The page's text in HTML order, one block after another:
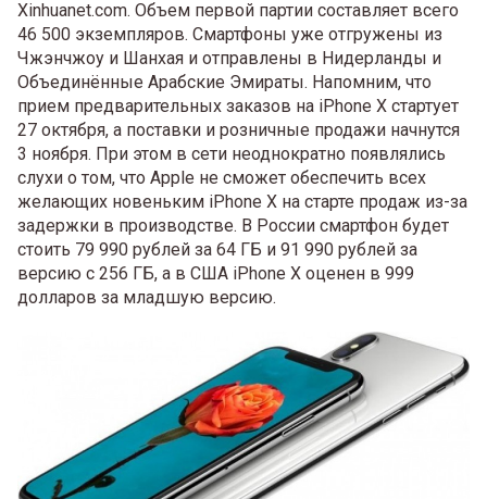
Xinhuanet.com. Объем первой партии составляет всего
46 500 экземпляров. Смартфоны уже отгружены из
Чжэнчжоу и Шанхая и отправлены в Нидерланды и
Объединённые Арабские Эмираты. Напомним, что
прием предварительных заказов на iPhone X стартует
27 октября, а поставки и розничные продажи начнутся
3 ноября. При этом в сети неоднократно появлялись
слухи о том, что Apple не сможет обеспечить всех
желающих новеньким iPhone X на старте продаж из-за
задержки в производстве. В России смартфон будет
стоить 79 990 рублей за 64 ГБ и 91 990 рублей за
версию с 256 ГБ, а в США iPhone X оценен в 999
долларов за младшую версию.